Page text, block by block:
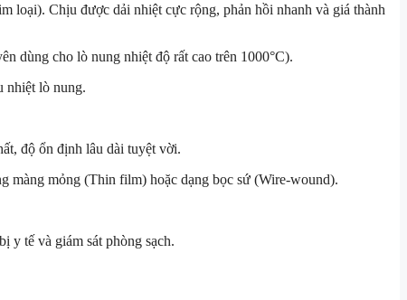
loại). Chịu được dải nhiệt cực rộng, phản hồi nhanh và giá thành
dùng cho lò nung nhiệt độ rất cao trên 1000°C).
nhiệt lò nung.
độ ổn định lâu dài tuyệt vời.
màng mỏng (Thin film) hoặc dạng bọc sứ (Wire-wound).
y tế và giám sát phòng sạch.